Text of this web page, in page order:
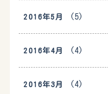
2016年5月 (5)
2016年4月 (4)
2016年3月 (4)